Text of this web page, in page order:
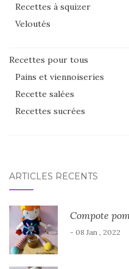
Recettes à squizer
Veloutés
Recettes pour tous
Pains et viennoiseries
Recette salées
Recettes sucrées
ARTICLES RÉCENTS
Compote
- 08 Jan , 2022